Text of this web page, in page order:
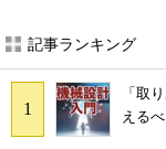
記事ランキング
「取
える